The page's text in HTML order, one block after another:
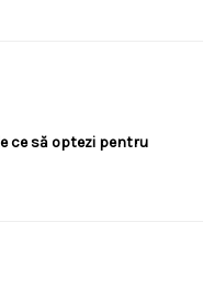
ce să optezi pentru